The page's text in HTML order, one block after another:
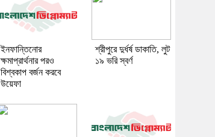
ইনফান্তিনোর
ক্ষমাপ্রার্থনার পরও
বিশ্বকাপ বর্জন করবে
উয়েফা
শ্রীপুরে দুর্ধর্ষ ডাকাতি, লুট
১৯ ভরি স্বর্ণ